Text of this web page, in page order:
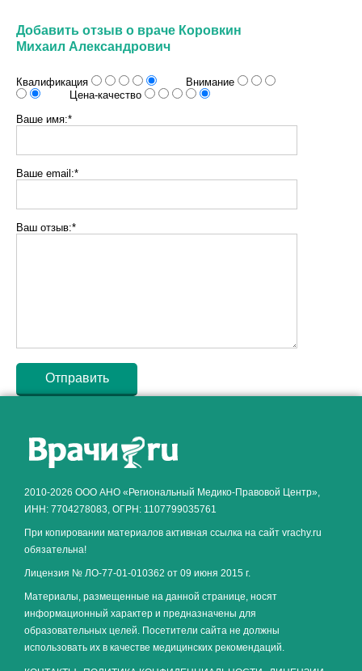
Добавить отзыв о враче Коровкин
Михаил Александрович
Квалификация
Внимание
Цена-качество
Ваше имя:*
Ваше email:*
Ваш отзыв:*
2010-2026 ООО АНО «Региональный Медико-Правовой Центр»,
ИНН: 7704278083, ОГРН: 1107799035761
При копировании материалов активная ссылка на сайт vrachy.ru
обязательна!
Лицензия № ЛО-77-01-010362 от 09 июня 2015 г.
Материалы, размещенные на данной странице, носят
информационный характер и предназначены для
образовательных целей. Посетители сайта не должны
использовать их в качестве медицинских рекомендаций.